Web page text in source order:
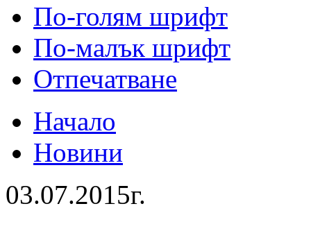
По-голям шрифт
По-малък шрифт
Отпечатване
Начало
Новини
03.07.2015г.